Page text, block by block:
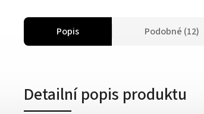
Popis Podobné (12)
Detailní popis produktu